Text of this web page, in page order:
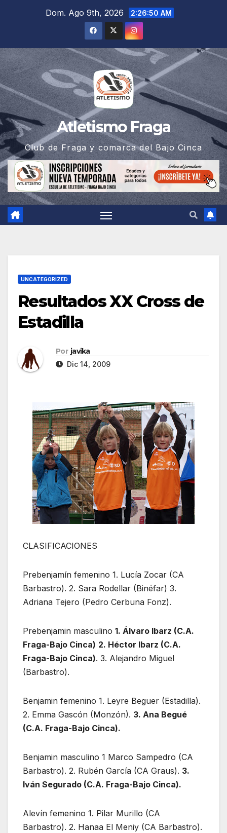
Dom. Ago 9th, 2026 2:26:51 AM
Atletismo Fraga
Club de Fraga y comarca del Bajo Cinca
UNCATEGORIZED
Resultados XX Cross de
Estadilla
Por javika
Dic 14, 2009
CLASIFICACIONES
Prebenjamín femenino 1. Lucía Zocar (CA
Barbastro). 2. Sara Rodellar (Binéfar) 3.
Adriana Tejero (Pedro Cerbuna Fonz).
Prebenjamin masculino 1. Álvaro Ibarz (C.A.
Fraga-Bajo Cinca) 2. Héctor Ibarz (C.A.
Fraga-Bajo Cinca). 3. Alejandro Miguel
(Barbastro).
Benjamin femenino 1. Leyre Beguer (Estadilla).
2. Emma Gascón (Monzón). 3. Ana Begué
(C.A. Fraga-Bajo Cinca).
Benjamin masculino 1 Marco Sampedro (CA
Barbastro). 2. Rubén García (CA Graus). 3.
Iván Segurado (C.A. Fraga-Bajo Cinca).
Alevín femenino 1. Pilar Murillo (CA
Barbastro). 2. Hanaa El Meniy (CA Barbastro).